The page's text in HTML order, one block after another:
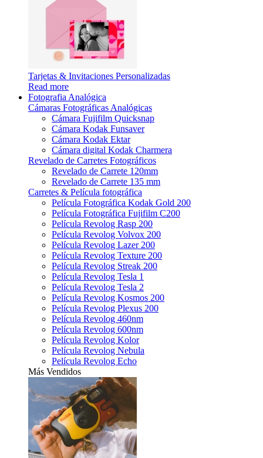
Tarjetas & Invitaciones Personalizadas
Read more
Fotografia Analógica
Cámaras Fotográficas Analógicas
Cámara Fujifilm Quicksnap
Cámara Kodak Funsaver
Cámara Kodak Ektar
Cámara digital Kodak Charmera
Revelado de Carretes Fotográficos
Revelado de Carrete 120mm
Revelado de Carrete 135 mm
Carretes & Película fotográfica
Película Fotográfica Kodak Gold 200
Película Fotográfica Fujifilm C200
Película Revolog Rasp 200
Película Revolog Volvox 200
Película Revolog Lazer 200
Película Revolog Texture 200
Película Revolog Streak 200
Película Revolog Tesla 1
Película Revolog Tesla 2
Película Revolog Kosmos 200
Película Revolog Plexus 200
Película Revolog 460nm
Película Revolog 600nm
Película Revolog Kolor
Película Revolog Nebula
Película Revolog Echo
Más Vendidos